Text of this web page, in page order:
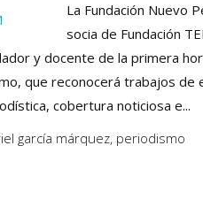
La Fundación Nuevo
socia de Fundación
y docente de la primera
que reconocerá trabajos de
cobertura noticiosa e...
garcía márquez, periodismo